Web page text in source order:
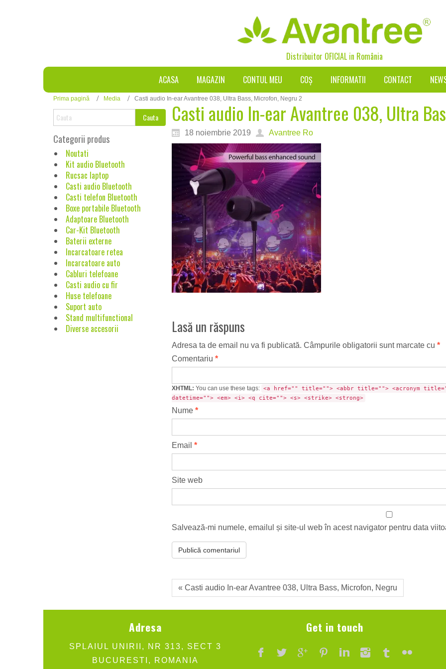
Distribuitor OFICIAL in România
ACASA
MAGAZIN CONTUL MEU COȘ INFORMATII CONTACT
Prima pagină Media Casti audio In-ear Avantree 038, Ultra Bass, Microfon, Negru 2
Categorii produs
Noutati
Kit audio Bluetooth
Rucsac laptop
Casti audio Bluetooth
Casti telefon Bluetooth
Boxe portabile Bluetooth
Adaptoare Bluetooth
Car-Kit Bluetooth
Baterii externe
Incarcatoare retea
Incarcatoare auto
Cabluri telefoane
Casti audio cu fir
Huse telefoane
Suport auto
Stand multifunctional
Diverse accesorii
Casti audio In-ear Avantree 038, Ultra
18 noiembrie 2019 Avantree Ro
Lasă un răspuns
Adresa ta de email nu va fi publicată. Câmpurile obligatorii sunt marcate cu *
Comentariu *
XHTML: You can use these tags: <a href="" title=""> <abbr title=""> <acronym
datetime=""> <em> <i> <q cite=""> <s> <strike> <strong>
Nume *
Email *
Site web
Salvează-mi numele, emailul și site-ul web în acest navigator pentru data
« Casti audio In-ear Avantree 038, Ultra Bass, Microfon, Negru
Adresa
SPLAIUL UNIRII, NR 313, SECT 3
BUCURESTI, ROMANIA
Get in touch